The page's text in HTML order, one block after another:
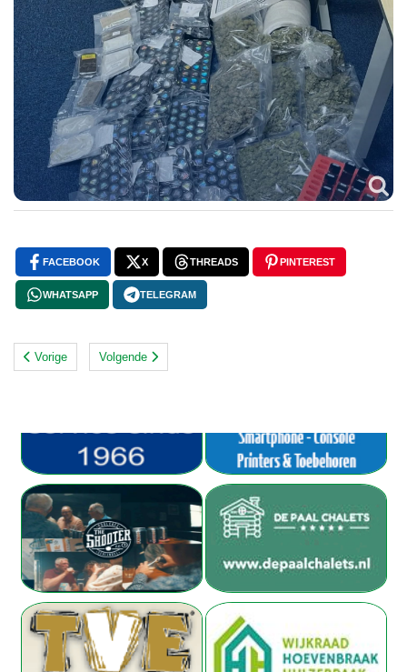
FACEBOOK X THREADS PINTEREST
WHATSAPP TELEGRAM
Vorige Volgende